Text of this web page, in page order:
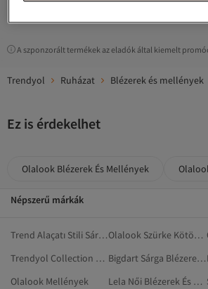
A szponzorált termékek az eladók által kiemelt
Trendyol Ruházat Blézerek és mellények
Ez is érdekelhet
Olalook Blézerek És Mellények
Népszerű márkák
Trend Alaçatı Stili Sárga Blézerek És Mellények Olalook Szürke Kötött Mellények
Trendyol Collection Zöld Blézerek És Mellények
Bigdart Sárga Blézerek És Mellények
Olalook Mellények
Lela Női Blézerek És Mellények